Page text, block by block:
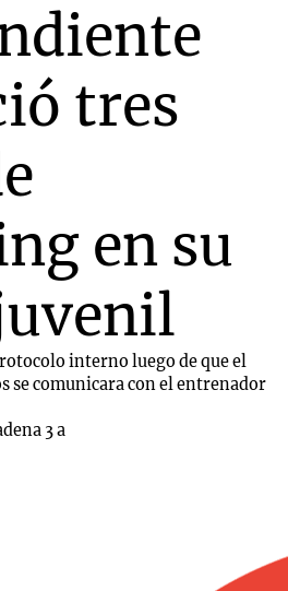
tres
en su
interno luego de que el
se comunicara con el entrenador
3 a